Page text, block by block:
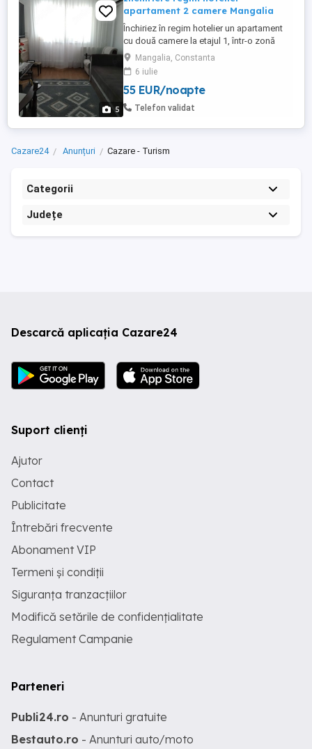
5
apartament 2 camere Mangalia
Închiriez în regim hotelier un apartament
cu două camere la etajul 1, într-o zonă
liniștită aproape de Portul Turistic și de
plaja Mangalia. Capacitate de cazare 3-5
persoane.Suprafata apartamentului este
de 42 mp. Apartamentul se afla situat în
apropierea stațiilor de microbuz către
Mangalia, Constanta
6 iulie
55 EUR/noapte
Telefon validat
Cazare24 Anunțuri Cazare - Turism
Categorii
Județe
Descarcă aplicația Cazare24
Suport clienți
Ajutor
Contact
Publicitate
Întrebări frecvente
Abonament VIP
Termeni și condiții
Siguranța tranzacțiilor
Modifică setările de confidențialitate
Regulament Campanie
Parteneri
Publi24.ro - Anunturi gratuite
Bestauto.ro - Anunturi auto/moto